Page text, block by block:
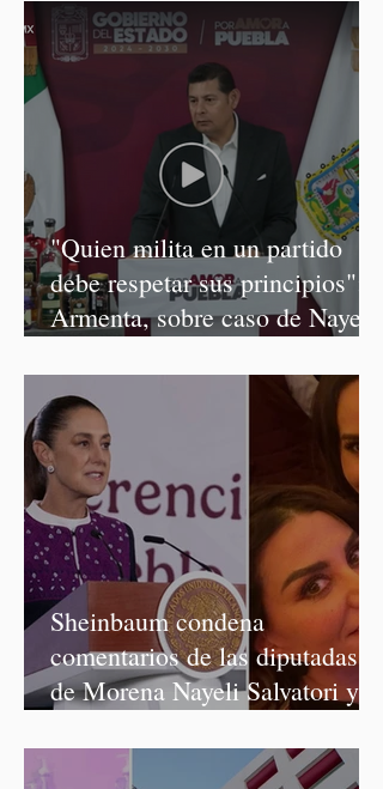
"Quien milita en un partido
debe respetar sus principios":
Armenta, sobre caso de Nayeli
Sheinbaum condena
comentarios de las diputadas
de Morena Nayeli Salvatori y